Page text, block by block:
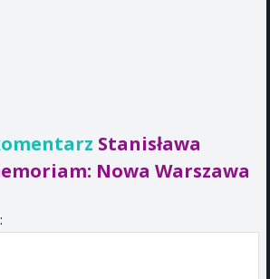
Stanisława
Nowa Warszawa